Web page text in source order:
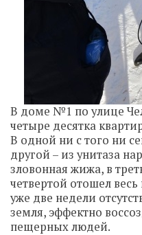
В доме №1 по улице
четыре десятка
В одной ни с того ни
другой – из унитаза
зловонная жижа, в
четвертой отошел
уже две недели
земля, эффектно
пещерных людей.